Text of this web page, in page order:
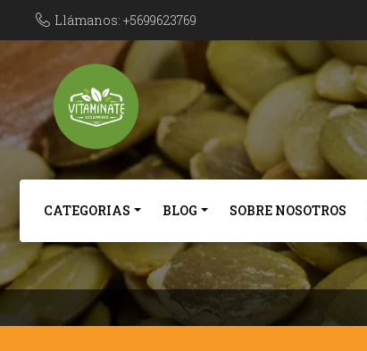
Llámanos: +5699623769
CATEGORIAS BLOG SOBRE NOSOTROS